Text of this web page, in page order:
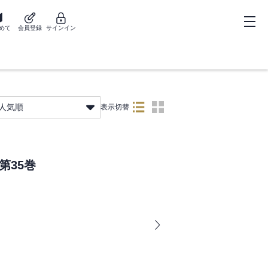
て 会員登録 サインイン
気順 表示切替
35巻